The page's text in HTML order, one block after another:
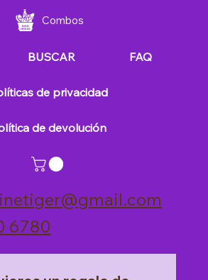
Combos
BUSCAR FAQ
de privacidad
de devolución
6780